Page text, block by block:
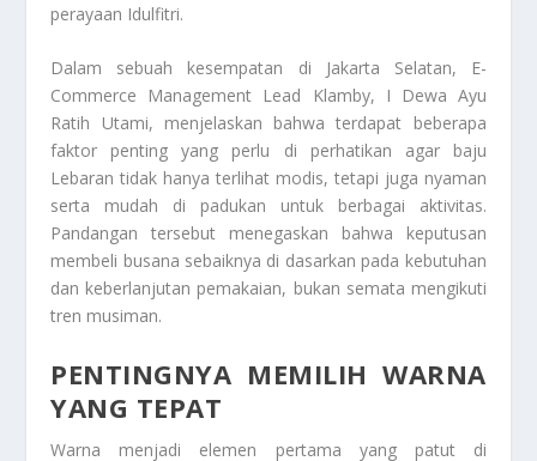
perayaan Idulfitri.
Dalam sebuah kesempatan di Jakarta Selatan, E-
Commerce Management Lead Klamby,
I Dewa Ayu
Ratih Utami, menjelaskan bahwa terdapat beberapa
faktor penting yang perlu di perhatikan agar baju
Lebaran tidak hanya terlihat modis, tetapi juga nyaman
serta mudah di padukan untuk berbagai aktivitas.
Pandangan tersebut menegaskan bahwa keputusan
membeli busana sebaiknya di dasarkan pada kebutuhan
dan keberlanjutan pemakaian, bukan semata mengikuti
tren musiman.
PENTINGNYA MEMILIH WARNA
YANG TEPAT
Warna menjadi elemen pertama yang patut di